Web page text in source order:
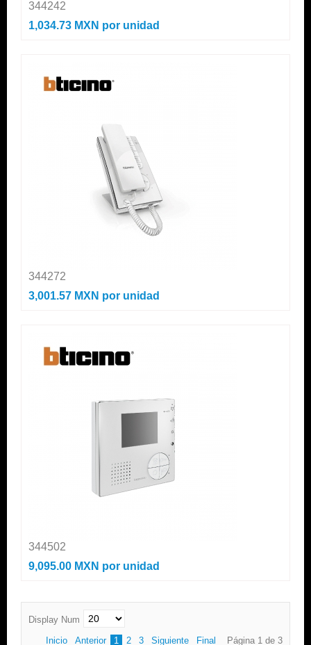
344242
1,034.73 MXN por unidad
344272
3,001.57 MXN por unidad
344502
9,095.00 MXN por unidad
Display Num
Inicio
Anterior 1 2 3 Siguiente Final Página 1 de 3